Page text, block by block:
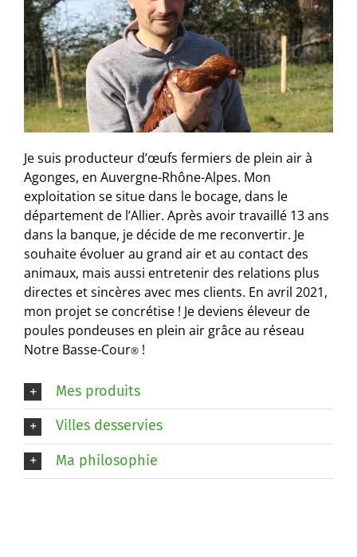
Je suis producteur d’œufs fermiers de plein air à
Agonges, en Auvergne-Rhône-Alpes. Mon
exploitation se situe dans le bocage, dans le
département de l’Allier. Après avoir travaillé 13 ans
dans la banque, je décide de me reconvertir. Je
souhaite évoluer au grand air et au contact des
animaux, mais aussi entretenir des relations plus
directes et sincères avec mes clients. En avril 2021,
mon projet se concrétise ! Je deviens éleveur de
poules pondeuses en plein air grâce au réseau
Notre Basse-Cour® !
Mes produits
Villes desservies
Ma philosophie